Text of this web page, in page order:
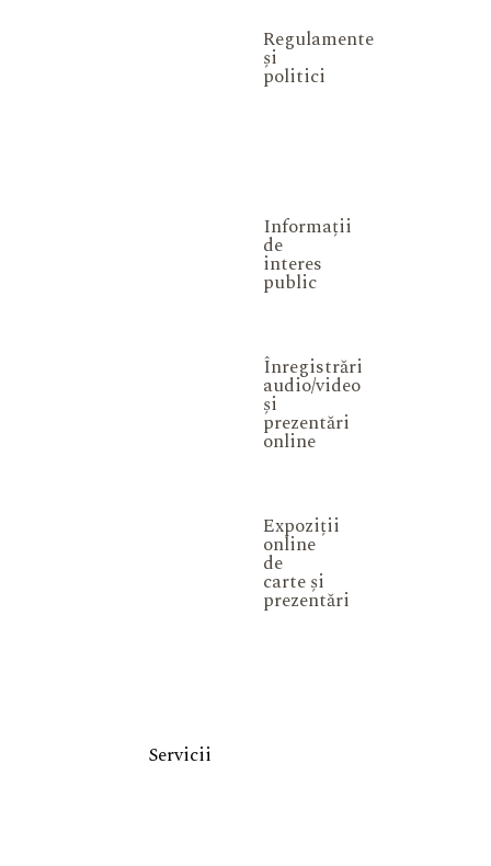
Regulamente
și
politici
Informații
de
interes
public
Înregistrări
audio/video
și
prezentări
online
Expoziții
online
de
carte și
prezentări
Servicii